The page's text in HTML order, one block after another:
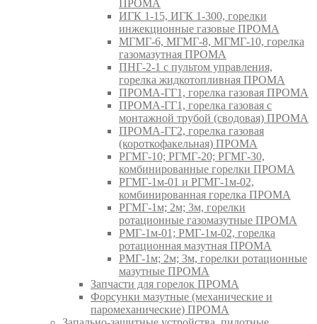
ПРОМА
ИГК 1-15, ИГК 1-300, горелки
инжекционные газовые ПРОМА
МГМГ-6, МГМГ-8, МГМГ-10, горелка
газомазутная ПРОМА
ПНГ-2-1 с пультом управления,
горелка жидкотопливная ПРОМА
ПРОМА-ГГ1, горелка газовая ПРОМА
ПРОМА-ГГ1, горелка газовая с
монтажной трубой (сводовая) ПРОМА
ПРОМА-ГГ2, горелка газовая
(короткофакельная) ПРОМА
РГМГ-10; РГМГ-20; РГМГ-30,
комбинированные горелки ПРОМА
РГМГ-1м-01 и РГМГ-1м-02,
комбинированная горелка ПРОМА
РГМГ-1м; 2м; 3м, горелки
ротационные газомазутные ПРОМА
РМГ-1м-01; РМГ-1м-02, горелка
ротационная мазутная ПРОМА
РМГ-1м; 2м; 3м, горелки ротационные
мазутные ПРОМА
Запчасти для горелок ПРОМА
Форсунки мазутные (механические и
паромеханические) ПРОМА